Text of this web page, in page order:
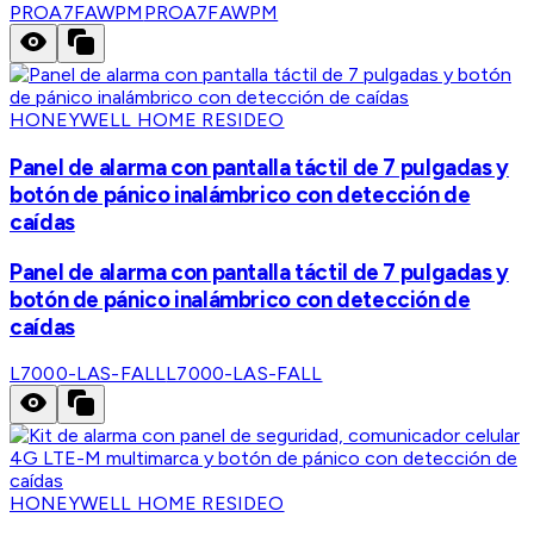
PROA7FAWPM PROA7FAWPM
HONEYWELL HOME RESIDEO
Panel de alarma con pantalla táctil de 7 pulgadas y
botón de pánico inalámbrico con detección de
caídas
Panel de alarma con pantalla táctil de 7 pulgadas y
botón de pánico inalámbrico con detección de
caídas
L7000-LAS-FALLL7000-LAS-FALL
HONEYWELL HOME RESIDEO